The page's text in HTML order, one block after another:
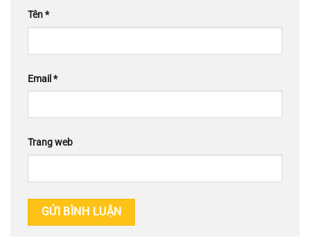
Tên*
Email *
Trang web